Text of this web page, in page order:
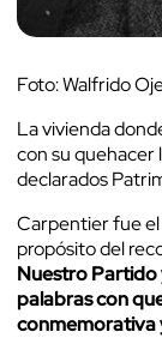
Foto: Walfrido
La vivienda
con su quehacer
declarados
Carpentier fue
propósito del
Nuestro Partido
palabras con
conmemorativa